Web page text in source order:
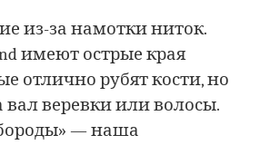
из-за намотки ниток.
имеют острые края
отлично рубят кости, но
веревки или волосы.
— наша